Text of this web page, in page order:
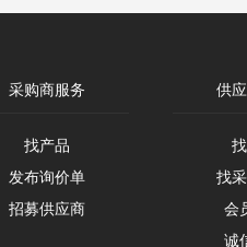
采购商服务
找产品
发布询价单
招募供应商
供
找
会
诚